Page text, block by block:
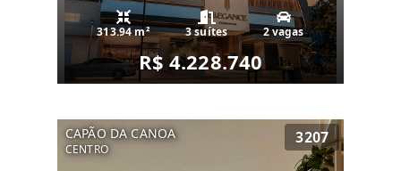
313.94 m² 3 suítes 2 vagas
R$ 4.228.740
CAPÃO DA CANOA
CENTRO
3207